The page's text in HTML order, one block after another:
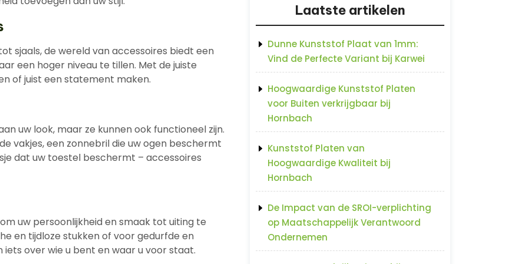
sjaals, de wereld van accessoires biedt een
een hoger niveau te tillen. Met de juiste
of juist een statement maken.
uw look, maar ze kunnen ook functioneel zijn.
vakjes, een zonnebril die uw ogen beschermt
dat uw toestel beschermt – accessoires
uw persoonlijkheid en smaak tot uiting te
en tijdloze stukken of voor gedurfde en
over wie u bent en waar u voor staat.
Laatste artikelen
Dunne Kunststof Plaat van 1mm:
Vind de Perfecte Variant bij Karwei
Hoogwaardige Kunststof Platen
voor Buiten verkrijgbaar bij
Hornbach
Kunststof Platen van
Hoogwaardige Kwaliteit bij
Hornbach
De Impact van de SROI-verplichting
op Maatschappelijk Verantwoord
Ondernemen